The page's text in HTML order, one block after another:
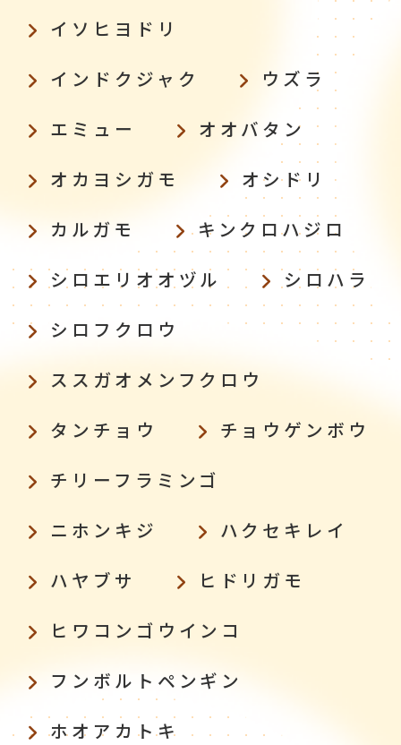
イソヒヨドリ
インドクジャク
ウズラ
エミュー
オオバタン
オカヨシガモ
オシドリ
カルガモ
キンクロハジロ
シロエリオオヅル
シロハラ
シロフクロウ
ススガオメンフクロウ
タンチョウ
チョウゲンボウ
チリーフラミンゴ
ニホンキジ
ハクセキレイ
ハヤブサ
ヒドリガモ
ヒワコンゴウインコ
フンボルトペンギン
ホオアカトキ